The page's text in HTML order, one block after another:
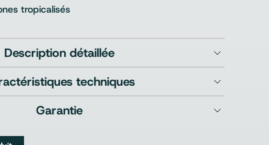
tropicalisés
Description détaillée
techniques
Garantie